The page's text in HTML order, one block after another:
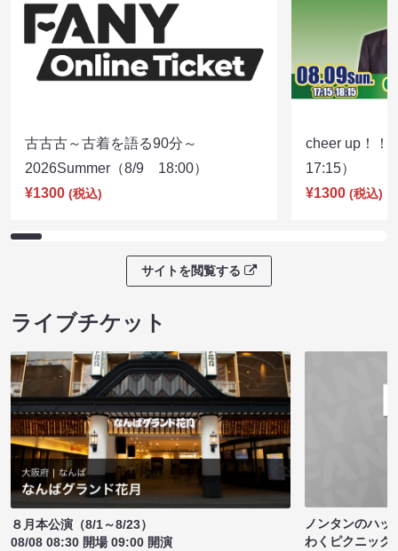
古古古～古着を語る90分～
2026Summer（8/9 18:00）
¥1300 (税込)
cheer up！
17:15）
¥1300 (税込)
サイトを閲覧する
ライブチケット
８月本公演（8/1～8/23）
08/08 08:30 開場 09:00 開演
ノンタンのハッ
わくピクニック